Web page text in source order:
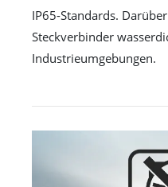
IP65-Standards.
Steckverbinder
Industrieumgebungen.